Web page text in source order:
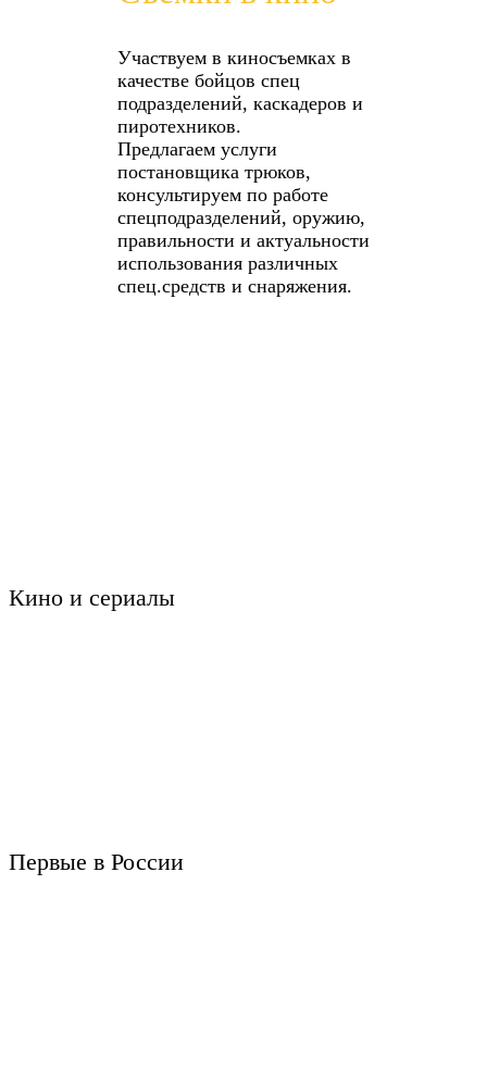
Участвуем в киносъемках в
качестве бойцов спец
подразделений, каскадеров и
пиротехников.
Предлагаем услуги
постановщика трюков,
консультируем по работе
спецподразделений, оружию,
правильности и актуальности
использования различных
спец.средств и снаряжения.
Кино и сериалы
Первые в России